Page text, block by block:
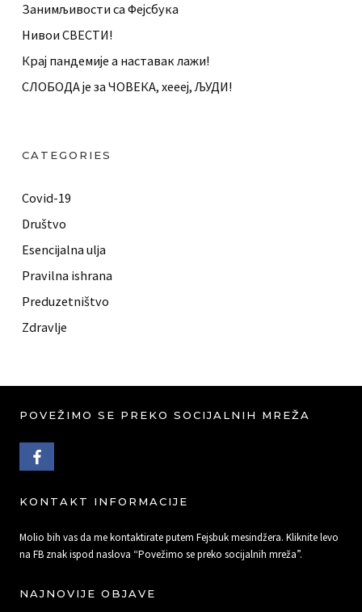
Занимљивости са Фејсбука
Нивои СВЕСТИ!
Крај пандемије а наставак лажи!
СЛОБОДА је за ЧОВЕКА, хеееј, ЉУДИ!
CATEGORIES
Covid-19
Društvo
Esencijalna ulja
Pravilna ishrana
Preduzetništvo
Zdravlje
POVEŽIMO SE PREKO SOCIJALNIH MREŽA
FACEBOOK PROFILE
KONTAKT INFORMACIJE
Molio bih vas da me kontaktirate putem Fejsbuk mesindžera. Kliknite levo
na FB znak ispod naslova “Povežimo se preko socijalnih mreža”.
NAJNOVIJE OBJAVE